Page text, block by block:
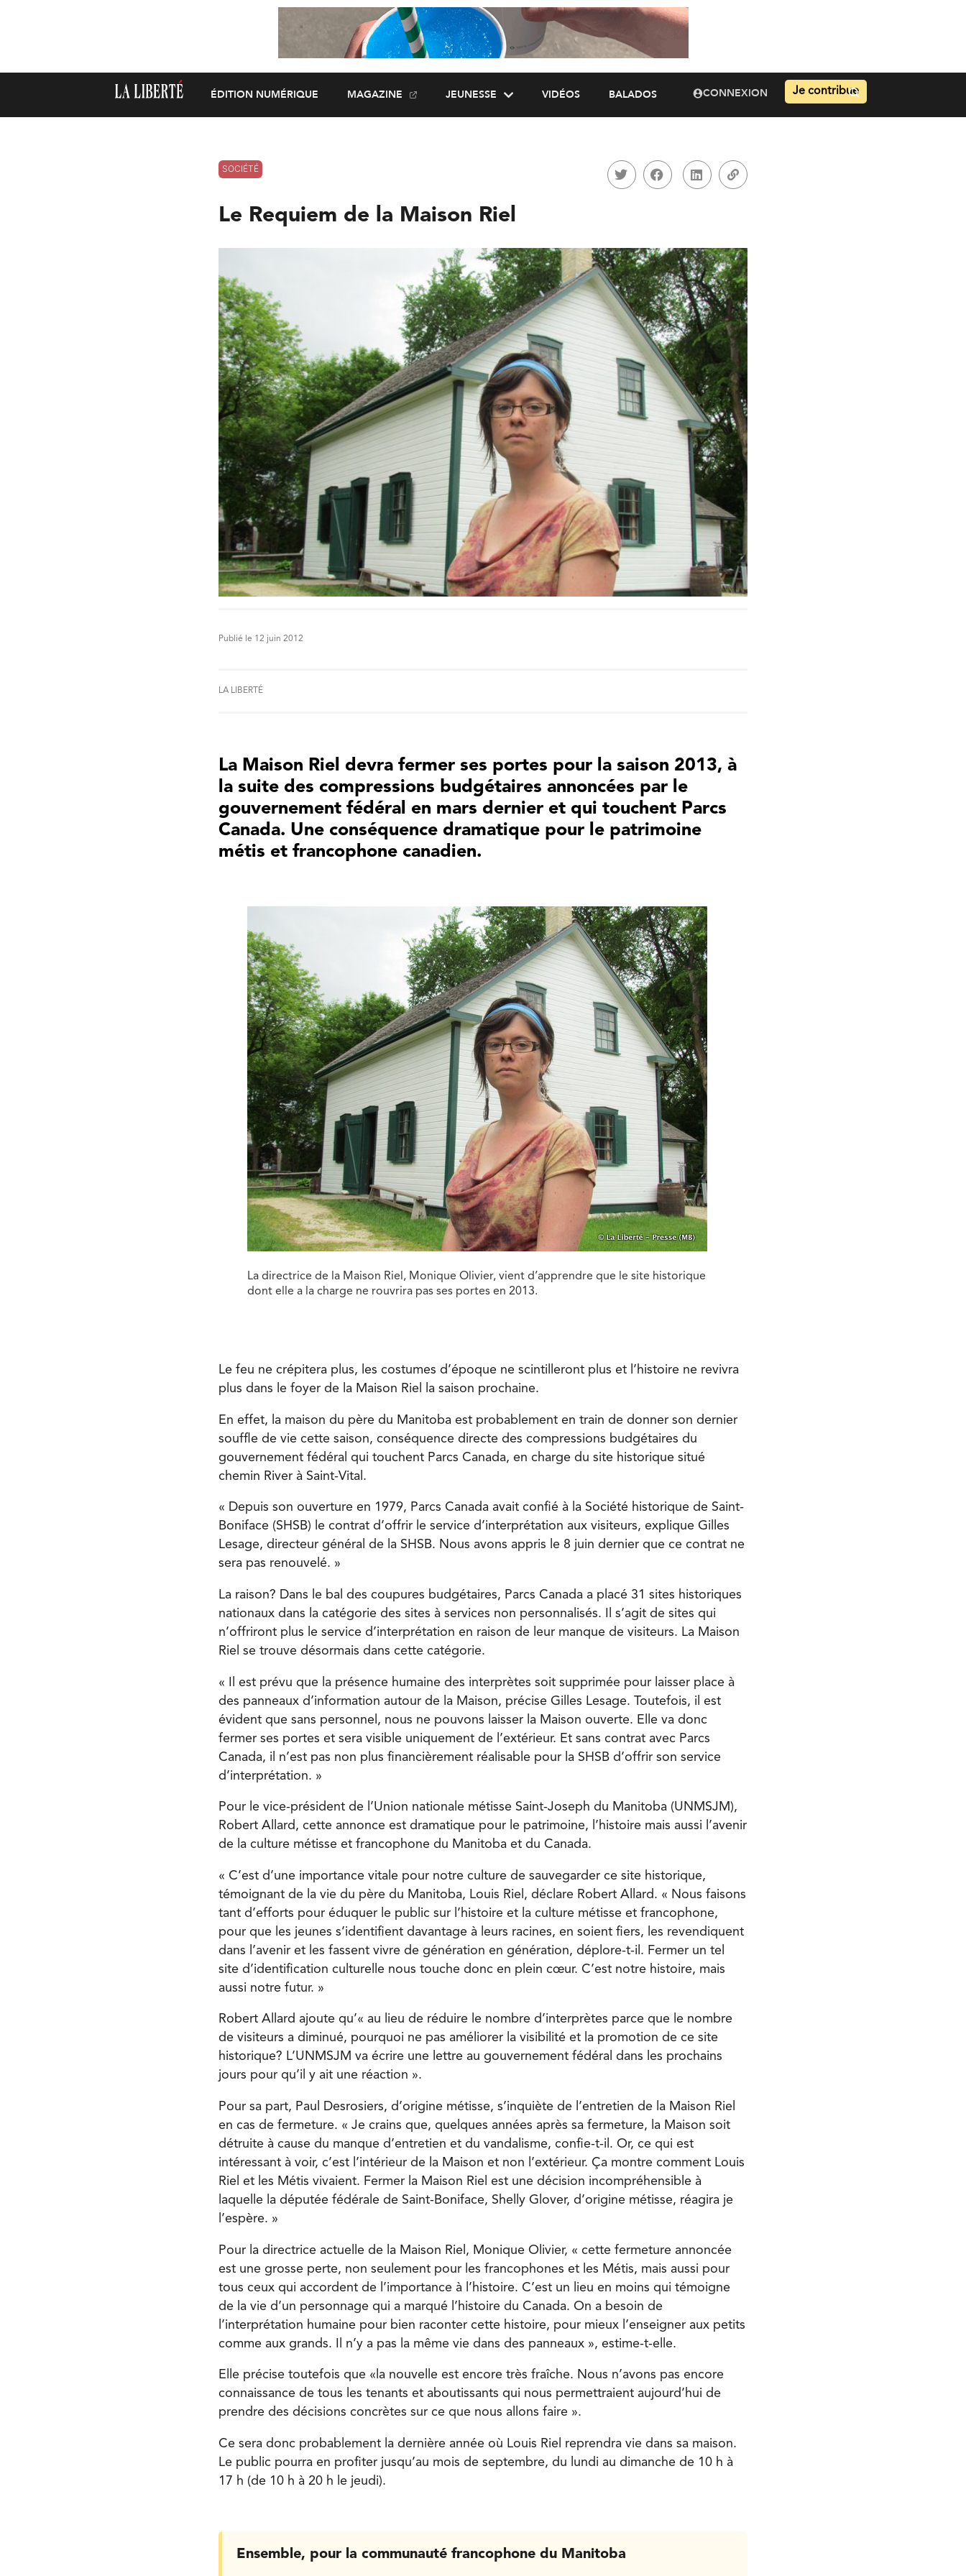
ÉDITION NUMÉRIQUE MAGAZINE JEUNESSE VIDÉOS BALADOS CONNEXION Je contribue
SOCIÉTÉ
Le Requiem de la Maison Riel
Publié le 12 juin 2012
LA LIBERTÉ
La Maison Riel devra fermer ses portes pour la saison 2013, à
la suite des compressions budgétaires annoncées par le
gouvernement fédéral en mars dernier et qui touchent Parcs
Canada. Une conséquence dramatique pour le patrimoine
métis et francophone canadien.
La directrice de la Maison Riel, Monique Olivier, vient d’apprendre que le site historique
dont elle a la charge ne rouvrira pas ses portes en 2013.
Le feu ne crépitera plus, les costumes d’époque ne scintilleront plus et l’histoire ne revivra
plus dans le foyer de la Maison Riel la saison prochaine.
En effet, la maison du père du Manitoba est probablement en train de donner son dernier
souffle de vie cette saison, conséquence directe des compressions budgétaires du
gouvernement fédéral qui touchent Parcs Canada, en charge du site historique situé
chemin River à Saint-Vital.
« Depuis son ouverture en 1979, Parcs Canada avait confié à la Société historique de Saint-
Boniface (SHSB) le contrat d’offrir le service d’interprétation aux visiteurs, explique Gilles
Lesage, directeur général de la SHSB. Nous avons appris le 8 juin dernier que ce contrat ne
sera pas renouvelé. »
La raison? Dans le bal des coupures budgétaires, Parcs Canada a placé 31 sites historiques
nationaux dans la catégorie des sites à services non personnalisés. Il s’agit de sites qui
n’offriront plus le service d’interprétation en raison de leur manque de visiteurs. La Maison
Riel se trouve désormais dans cette catégorie.
« Il est prévu que la présence humaine des interprètes soit supprimée pour laisser place à
des panneaux d’information autour de la Maison, précise Gilles Lesage. Toutefois, il est
évident que sans personnel, nous ne pouvons laisser la Maison ouverte. Elle va donc
fermer ses portes et sera visible uniquement de l’extérieur. Et sans contrat avec Parcs
Canada, il n’est pas non plus financièrement réalisable pour la SHSB d’offrir son service
d’interprétation. »
Pour le vice-président de l’Union nationale métisse Saint-Joseph du Manitoba (UNMSJM),
Robert Allard, cette annonce est dramatique pour le patrimoine, l’histoire mais aussi l’avenir
de la culture métisse et francophone du Manitoba et du Canada.
« C’est d’une importance vitale pour notre culture de sauvegarder ce site historique,
témoignant de la vie du père du Manitoba, Louis Riel, déclare Robert Allard. « Nous faisons
tant d’efforts pour éduquer le public sur l’histoire et la culture métisse et francophone,
pour que les jeunes s’identifient davantage à leurs racines, en soient fiers, les revendiquent
dans l’avenir et les fassent vivre de génération en génération, déplore-t-il. Fermer un tel
site d’identification culturelle nous touche donc en plein cœur. C’est notre histoire, mais
aussi notre futur. »
Robert Allard ajoute qu’« au lieu de réduire le nombre d’interprètes parce que le nombre
de visiteurs a diminué, pourquoi ne pas améliorer la visibilité et la promotion de ce site
historique? L’UNMSJM va écrire une lettre au gouverne­ment fédéral dans les prochains
jours pour qu’il y ait une réaction ».
Pour sa part, Paul Desrosiers, d’origine métisse, s’inquiète de l’entretien de la Maison Riel
en cas de fermeture. « Je crains que, quelques années après sa fermeture, la Maison soit
détruite à cause du manque d’entretien et du vandalisme, confie-t-il. Or, ce qui est
intéressant à voir, c’est l’intérieur de la Maison et non l’extérieur. Ça montre comment Louis
Riel et les Métis vivaient. Fermer la Maison Riel est une décision incompréhensible à
laquelle la députée fédérale de Saint-Boniface, Shelly Glover, d’origine métisse, réagira je
l’espère. »
Pour la directrice actuelle de la Maison Riel, Monique Olivier, « cette fermeture annoncée
est une grosse perte, non seulement pour les francophones et les Métis, mais aussi pour
tous ceux qui accordent de l’importance à l’histoire. C’est un lieu en moins qui témoigne
de la vie d’un personnage qui a marqué l’histoire du Canada. On a besoin de
l’interprétation humaine pour bien raconter cette histoire, pour mieux l’enseigner aux petits
comme aux grands. Il n’y a pas la même vie dans des panneaux », estime-t-elle.
Elle précise toutefois que «la nouvelle est encore très fraîche. Nous n’avons pas encore
connaissance de tous les tenants et aboutissants qui nous permettraient aujourd’hui de
prendre des décisions concrètes sur ce que nous allons faire ».
Ce sera donc probablement la dernière année où Louis Riel reprendra vie dans sa maison.
Le public pourra en profiter jusqu’au mois de septembre, du lundi au dimanche de 10 h à
17 h (de 10 h à 20 h le jeudi).
Ensemble, pour la communauté francophone du Manitoba